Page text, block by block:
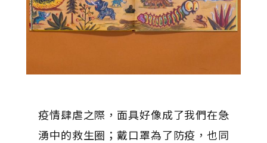
疫情肆虐之際，面具好像成了我們在急
湧中的救生圈；戴口罩為了防疫，也同